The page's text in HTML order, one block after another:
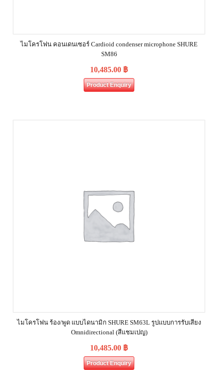
ไมโครโฟน คอนเดนเซอร์ Cardioid condenser microphone SHURE
SM86
10,485.00 ฿
Product Enquiry
ไมโครโฟน ร้อง/พูด แบบไดนามิก SHURE SM63L รูปแบบการรับเสียง
Omnidirectional (สีแชมเปญ)
10,485.00 ฿
Product Enquiry